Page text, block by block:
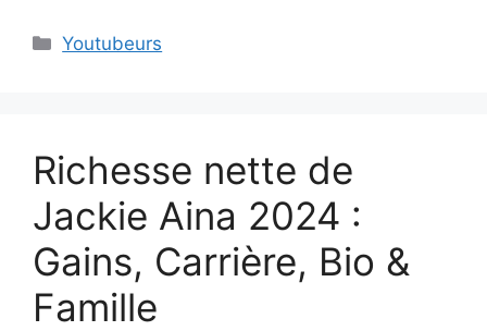
Categories
Youtubeurs
Richesse nette de
Jackie Aina 2024 :
Gains, Carrière, Bio &
Famille